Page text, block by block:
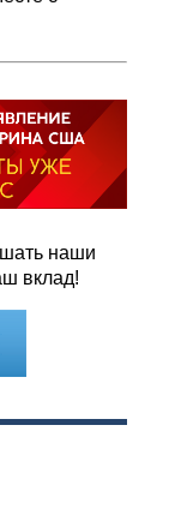
наши
вклад!